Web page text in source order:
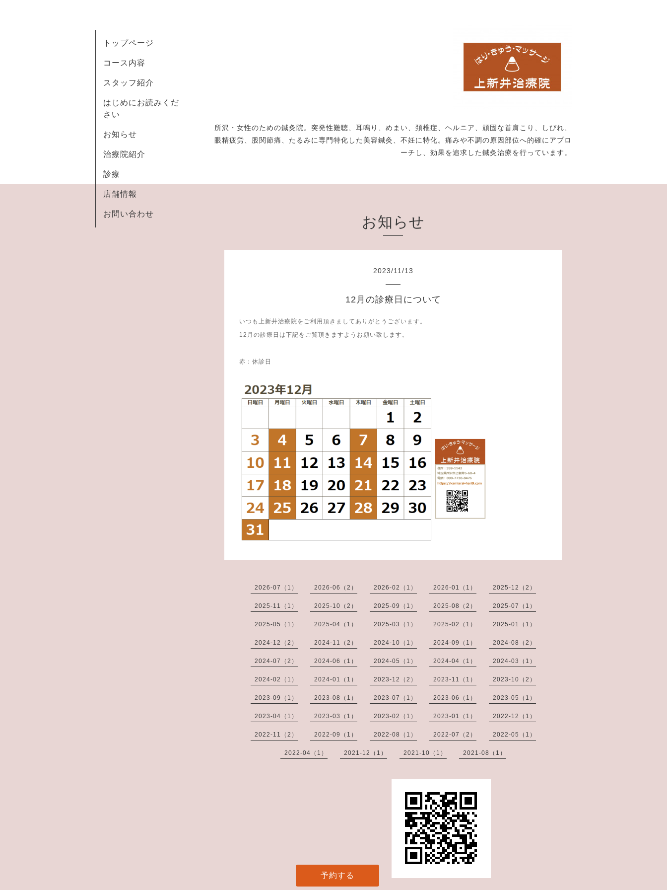
所沢・女性のための鍼灸院。突発性難聴、耳鳴り、めまい、頚椎症、ヘルニア、頑固な首肩こり、しびれ、
眼精疲労、股関節痛、たるみに専門特化した美容鍼灸、不妊に特化。痛みや不調の原因部位へ的確にアプロ
ーチし、効果を追求した鍼灸治療を行っています。
トップページ
コース内容
スタッフ紹介
はじめにお読みくだ
さい
お知らせ
治療院紹介
診療
店舗情報
お問い合わせ お知らせ
2023/11 /13
12月の診療日について
いつも上新井治療院をご利用頂きましてありがとうございます。
12月の診療日は下記をご覧頂きますようお願い致します。
赤：休診日
2026-07（1） 2026-06（2） 2026-02（1） 2026-01（1） 2025-12（2）
2025-11（1） 2025-10（2） 2025-09（1） 2025-08（2） 2025-07（1）
2025-05（1） 2025-04（1） 2025-03（1） 2025-02（1） 2025-01（1）
2024-12（2） 2024-11（2） 2024-10（1） 2024-09（1） 2024-08（2）
2024-07（2） 2024-06（1） 2024-05（1） 2024-04（1） 2024-03（1）
2024-02（1） 2024-01（1） 2023-12（2） 2023-11（1） 2023-10（2）
2023-09（1） 2023-08（1） 2023-07（1） 2023-06（1） 2023-05（1）
2023-04（1） 2023-03（1） 2023-02（1） 2023-01（1） 2022-12（1）
2022-11（2） 2022-09（1） 2022-08（1） 2022-07（2） 2022-05（1）
2022-04（1） 2021-12（1） 2021-10（1） 2021-08（1）
予約する